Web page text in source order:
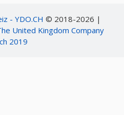
- YDO.CH © 2018-2026 |
United Kingdom Company
2019